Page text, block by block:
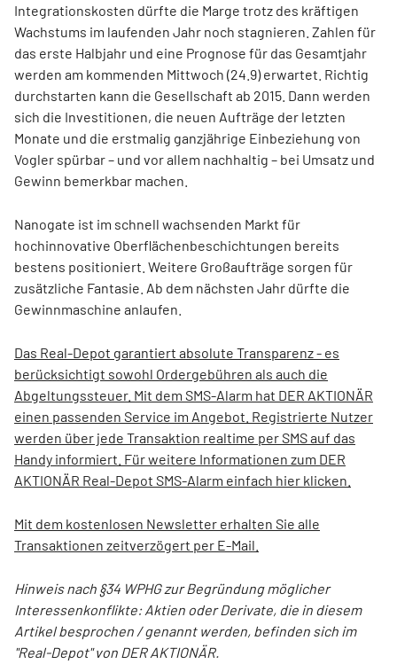
Integrationskosten dürfte die Marge trotz des kräftigen
Wachstums im laufenden Jahr noch stagnieren. Zahlen für
das erste Halbjahr und eine Prognose für das Gesamtjahr
werden am kommenden Mittwoch (24.9) erwartet. Richtig
durchstarten kann die Gesellschaft ab 2015. Dann werden
sich die Investitionen, die neuen Aufträge der letzten
Monate und die erstmalig ganzjährige Einbeziehung von
Vogler spürbar – und vor allem nachhaltig – bei Umsatz und
Gewinn bemerkbar machen.
Nanogate ist im schnell wachsenden Markt für
hochinnovative Oberflächenbeschichtungen bereits
bestens positioniert. Weitere Großaufträge sorgen für
zusätzliche Fantasie. Ab dem nächsten Jahr dürfte die
Gewinnmaschine anlaufen.
Das Real-Depot garantiert absolute Transparenz - es
berücksichtigt sowohl Ordergebühren als auch die
Abgeltungssteuer. Mit dem SMS-Alarm hat DER AKTIONÄR
einen passenden Service im Angebot. Registrierte Nutzer
werden über jede Transaktion realtime per SMS auf das
Handy informiert. Für weitere Informationen zum DER
AKTIONÄR Real-Depot SMS-Alarm einfach hier klicken.
Mit dem kostenlosen Newsletter erhalten Sie alle
Transaktionen zeitverzögert per E-Mail.
Hinweis nach §34 WPHG zur Begründung möglicher
Interessenkonflikte: Aktien oder Derivate, die in diesem
Artikel besprochen / genannt werden, befinden sich im
"Real-Depot" von DER AKTIONÄR.